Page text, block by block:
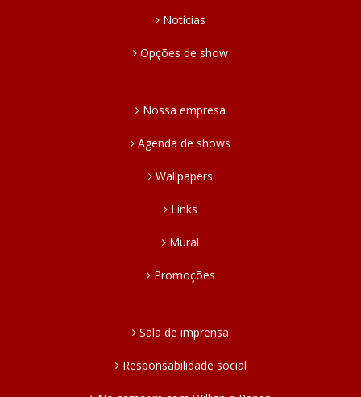
Notícias
Opções de show
Nossa empresa
Agenda de shows
Wallpapers
Links
Mural
Promoções
Sala de imprensa
Responsabilidade social